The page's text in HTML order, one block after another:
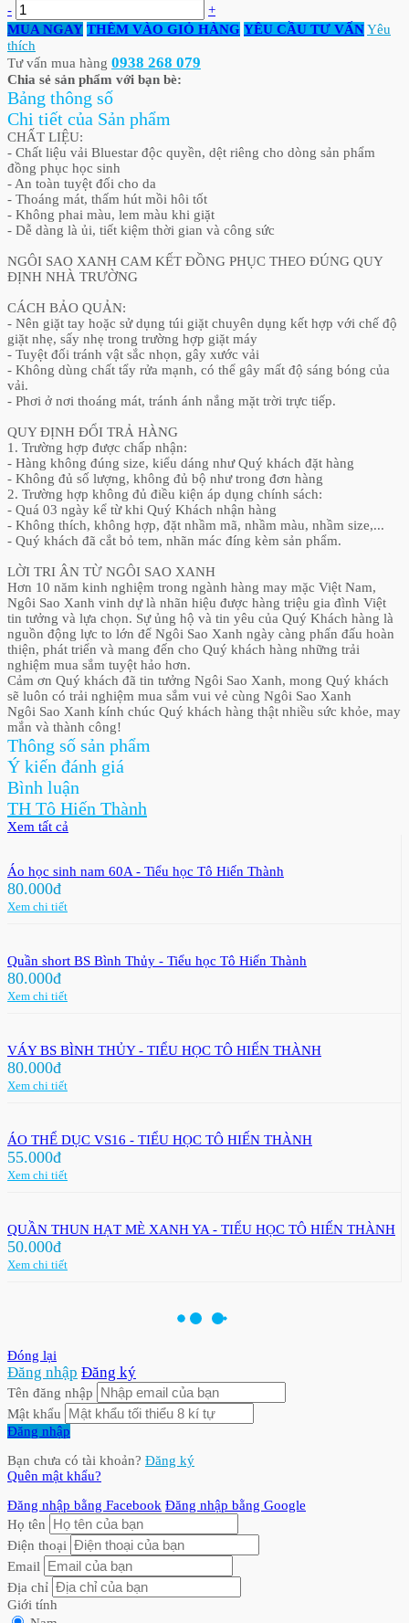
-
+
MUA NGAY THÊM VÀO GIỎ HÀNG YÊU CẦU TƯ VẤNYêu
thích
Tư vấn mua hàng 0938 268 079
Chia sẻ sản phẩm với bạn bè:
Bảng thông số
Chi tiết của Sản phẩm
CHẤT LIỆU:
- Chất liệu vải Bluestar độc quyền, dệt riêng cho dòng sản phẩm
đồng phục học sinh
- An toàn tuyệt đối cho da
- Thoáng mát, thấm hút mồi hôi tốt
- Không phai màu, lem màu khi giặt
- Dễ dàng là ủi, tiết kiệm thời gian và công sức
NGÔI SAO XANH CAM KẾT ĐỒNG PHỤC THEO ĐÚNG QUY
ĐỊNH NHÀ TRƯỜNG
CÁCH BẢO QUẢN:
- Nên giặt tay hoặc sử dụng túi giặt chuyên dụng kết hợp với chế độ
giặt nhẹ, sấy nhẹ trong trường hợp giặt máy
- Tuyệt đối tránh vật sắc nhọn, gây xước vải
- Không dùng chất tẩy rửa mạnh, có thể gây mất độ sáng bóng của
vải.
- Phơi ở nơi thoáng mát, tránh ánh nắng mặt trời trực tiếp.
QUY ĐỊNH ĐỔI TRẢ HÀNG
1. Trường hợp được chấp nhận:
- Hàng không đúng size, kiểu dáng như Quý khách đặt hàng
- Không đủ số lượng, không đủ bộ như trong đơn hàng
2. Trường hợp không đủ điều kiện áp dụng chính sách:
- Quá 03 ngày kể từ khi Quý Khách nhận hàng
- Không thích, không hợp, đặt nhầm mã, nhầm màu, nhầm size,...
- Quý khách đã cắt bỏ tem, nhãn mác đíng kèm sản phẩm.
LỜI TRI ÂN TỪ NGÔI SAO XANH
Hơn 10 năm kinh nghiệm trong ngành hàng may mặc Việt Nam,
Ngôi Sao Xanh vinh dự là nhãn hiệu được hàng triệu gia đình Việt
tin tưởng và lựa chọn. Sự ủng hộ và tin yêu của Quý Khách hàng là
nguồn động lực to lớn để Ngôi Sao Xanh ngày càng phấn đấu hoàn
thiện, phát triển và mang đến cho Quý khách hàng những trải
nghiệm mua sắm tuyệt hảo hơn.
Cảm ơn Quý khách đã tin tưởng Ngôi Sao Xanh, mong Quý khách
sẽ luôn có trải nghiệm mua sắm vui vẻ cùng Ngôi Sao Xanh
Ngôi Sao Xanh kính chúc Quý khách hàng thật nhiều sức khỏe, may
mắn và thành công!
Thông số sản phẩm
Ý kiến đánh giá
Bình luận
TH Tô Hiến Thành
Xem tất cả
Áo học sinh nam 60A - Tiểu học Tô Hiến Thành
80.000đ
Xem chi tiết
Quần short BS Bình Thủy - Tiểu học Tô Hiến Thành
80.000đ
Xem chi tiết
VÁY BS BÌNH THỦY - TIỂU HỌC TÔ HIẾN THÀNH
80.000đ
Xem chi tiết
ÁO THỂ DỤC VS16 - TIỂU HỌC TÔ HIẾN THÀNH
55.000đ
Xem chi tiết
QUẦN THUN HẠT MÈ XANH YA - TIỂU HỌC TÔ HIẾN THÀNH
50.000đ
Xem chi tiết
Đóng lại
Đăng nhập Đăng ký
Tên đăng nhập
Mật khẩu
Đăng nhập
Bạn chưa có tài khoản? Đăng ký
Quên mật khẩu?
Đăng nhập bằng Facebook Đăng nhập bằng Google
Họ tên
Điện thoại
Email
Địa chỉ
Giới tính